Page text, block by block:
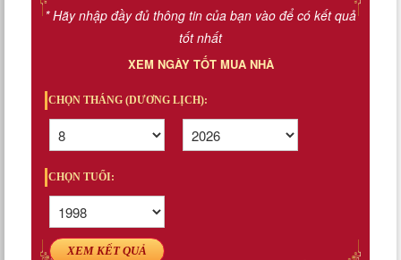
Tử Vi 12 Con Giáp
Kinh Dịch
Văn Hoa Tâm linh
Xem ngày
Xem tuổi
* Hãy nhập đầy đủ thông tin của bạn vào để có kết quả
tốt nhất
XEM NGÀY TỐT MUA NHÀ
CHỌN THÁNG (DƯƠNG LỊCH):
CHỌN TUỔI:
XEM KẾT QUẢ